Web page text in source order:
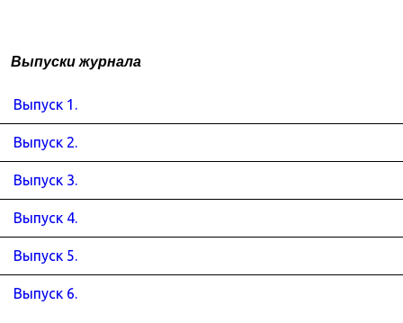
Выпуски журнала
Выпуск 1.
Выпуск 2.
Выпуск 3.
Выпуск 4.
Выпуск 5.
Выпуск 6.